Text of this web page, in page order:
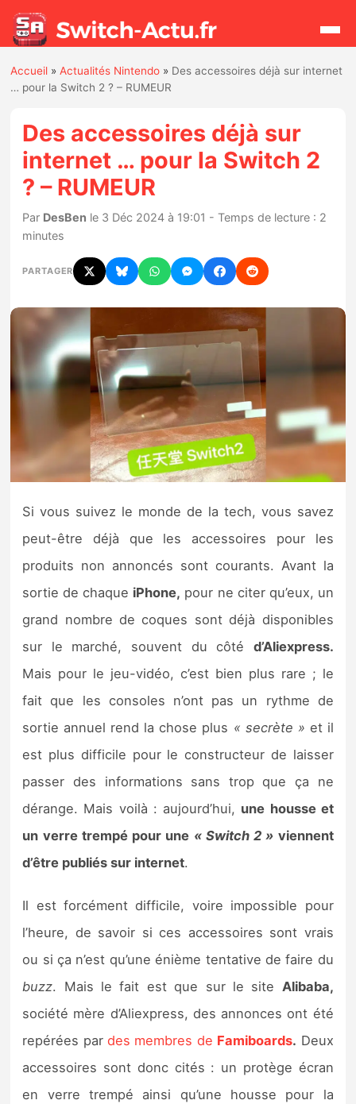
Actualités
Jeux
Hardware
Mises à jour
Chiffres de ventes
Rumeurs
Nintendo Direct
Tests et previews
Tests de jeux
Tests d’accessoires
Previews
Précommandes
Précommandes jeux Switch 2
Sorties de jeux
Bons plans
Accueil »Actualités Nintendo » Des accessoires déjà sur internet
… pour la Switch 2 ? – RUMEUR
Des accessoires déjà sur
internet … pour la Switch 2
? – RUMEUR
Par DesBen le 3 Déc 2024 à 19:01 - Temps de lecture : 2
minutes
PARTAGER
Si vous suivez le monde de la tech, vous savez
peut-être déjà que les accessoires pour les
produits non annoncés sont courants. Avant la
sortie de chaque iPhone, pour ne citer qu’eux, un
grand nombre de coques sont déjà disponibles
sur le marché, souvent du côté d’Aliexpress.
Mais pour le jeu-vidéo, c’est bien plus rare ; le
fait que les consoles n’ont pas un rythme de
sortie annuel rend la chose plus « secrète » et il
est plus difficile pour le constructeur de laisser
passer des informations sans trop que ça ne
dérange. Mais voilà : aujourd’hui, une housse et
un verre trempé pour une « Switch 2 » viennent
d’être publiés sur internet.
Il est forcément difficile, voire impossible pour
l’heure, de savoir si ces accessoires sont vrais
ou si ça n’est qu’une énième tentative de faire du
buzz. Mais le fait est que sur le site Alibaba,
société mère d’Aliexpress, des annonces ont été
repérées pardes membres de Famiboards. Deux
accessoires sont donc cités : un protège écran
en verre trempé ainsi qu’une housse pour la